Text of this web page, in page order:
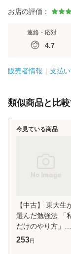
お店の評価：
連絡・応対
4.7
販売者情報 支払
類似商品と比
【中古】 東大生
選んだ勉強法 「
だけのやり方」を
教えます （PHP文
253円
今見ている商品